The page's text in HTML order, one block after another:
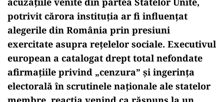
potrivit cărora instituția ar fi influențat
alegerile din România prin presiuni
exercitate asupra rețelelor sociale. Executivul
european a catalogat drept total nefondate
afirmațiile privind „cenzura” și ingerința
electorală în scrutinele naționale ale statelor